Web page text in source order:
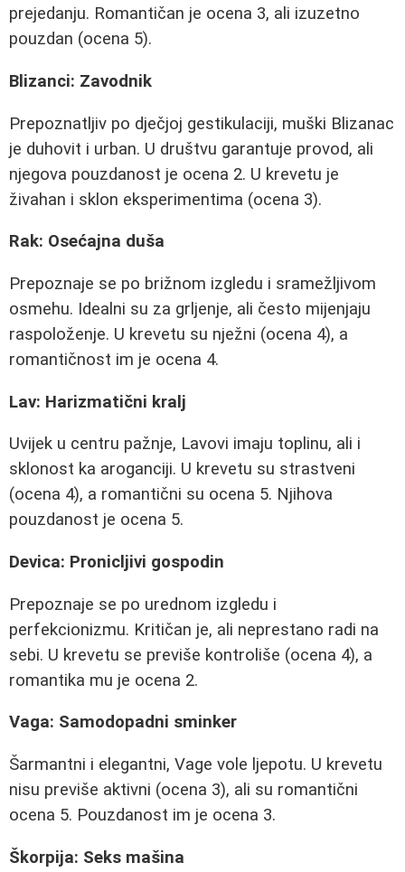
prejedanju. Romantičan je ocena 3, ali izuzetno
pouzdan (ocena 5).
Blizanci: Zavodnik
Prepoznatljiv po dječjoj gestikulaciji, muški Blizanac
je duhovit i urban. U društvu garantuje provod, ali
njegova pouzdanost je ocena 2. U krevetu je
živahan i sklon eksperimentima (ocena 3).
Rak: Osećajna duša
Prepoznaje se po brižnom izgledu i sramežljivom
osmehu. Idealni su za grljenje, ali često mijenjaju
raspoloženje. U krevetu su nježni (ocena 4), a
romantičnost im je ocena 4.
Lav: Harizmatični kralj
Uvijek u centru pažnje, Lavovi imaju toplinu, ali i
sklonost ka aroganciji. U krevetu su strastveni
(ocena 4), a romantični su ocena 5. Njihova
pouzdanost je ocena 5.
Devica: Pronicljivi gospodin
Prepoznaje se po urednom izgledu i
perfekcionizmu. Kritičan je, ali neprestano radi na
sebi. U krevetu se previše kontroliše (ocena 4), a
romantika mu je ocena 2.
Vaga: Samodopadni sminker
Šarmantni i elegantni, Vage vole ljepotu. U krevetu
nisu previše aktivni (ocena 3), ali su romantični
ocena 5. Pouzdanost im je ocena 3.
Škorpija: Seks mašina